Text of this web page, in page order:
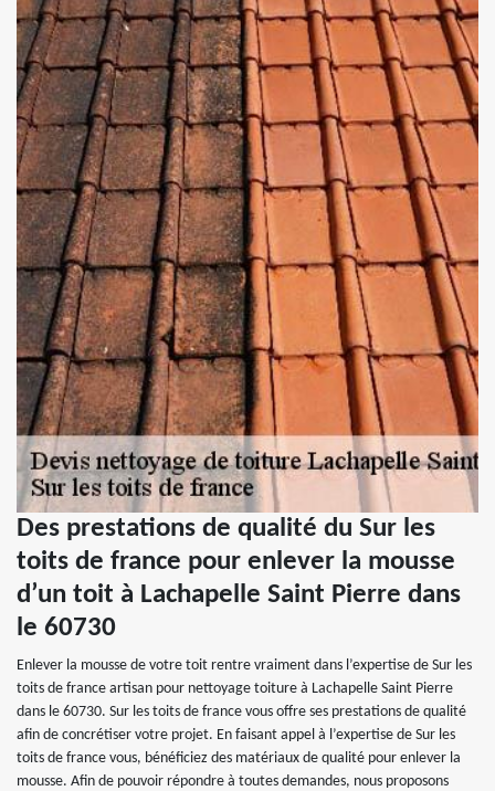
Des prestations de qualité du Sur les
toits de france pour enlever la mousse
d’un toit à Lachapelle Saint Pierre dans
le 60730
Enlever la mousse de votre toit rentre vraiment dans l’expertise de Sur les
toits de france artisan pour nettoyage toiture à Lachapelle Saint Pierre
dans le 60730. Sur les toits de france vous offre ses prestations de qualité
afin de concrétiser votre projet. En faisant appel à l’expertise de Sur les
toits de france vous, bénéficiez des matériaux de qualité pour enlever la
mousse. Afin de pouvoir répondre à toutes demandes, nous proposons